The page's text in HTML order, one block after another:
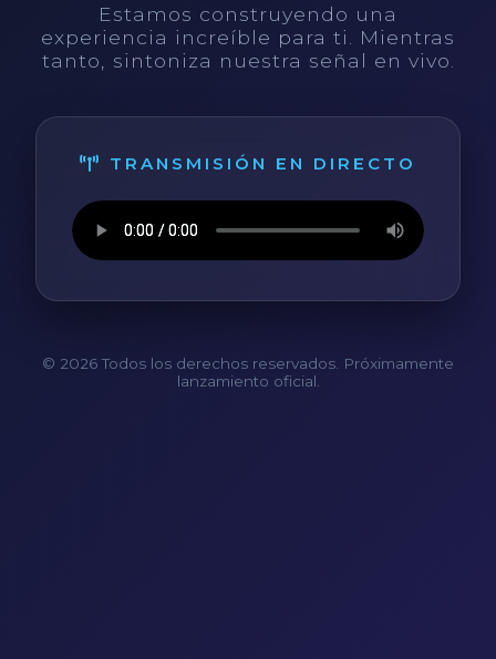
Estamos construyendo una
experiencia increíble para ti. Mientras
tanto, sintoniza nuestra señal en vivo.
TRANSMISIÓN EN DIRECTO
© 2026 Todos los derechos reservados. Próximamente
lanzamiento oficial.